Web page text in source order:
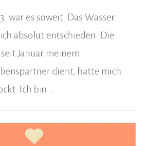
war es soweit. Das Wasser
absolut entschieden. Die
Januar meinem
dient, hatte mich
Ich bin …